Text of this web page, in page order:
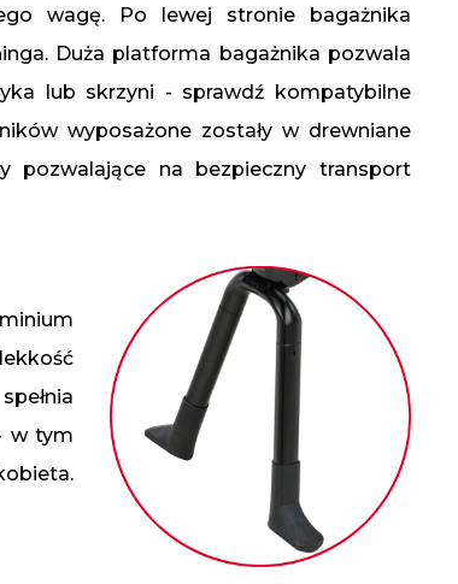
wagę. Po lewej stronie bagażnika
Duża platforma bagażnika pozwala
lub skrzyni - sprawdź kompatybilne
wyposażone zostały w drewniane
pozwalające na bezpieczny transport
w tym